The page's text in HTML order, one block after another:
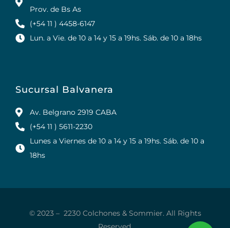
Prov. de Bs As
(+54 11 ) 4458-6147
Lun. a Vie. de 10 a 14 y 15 a 19hs. Sáb. de 10 a 18hs
Sucursal Balvanera
Av. Belgrano 2919 CABA
(+54 11 ) 5611-2230
Lunes a Viernes de 10 a 14 y 15 a 19hs. Sáb. de 10 a
18hs
© 2023 – 2230 Colchones & Sommier. All Rights